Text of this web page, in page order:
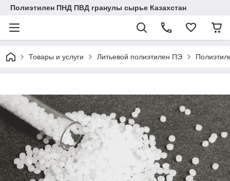
Полиэтилен ПНД ПВД гранулы сырье Казахстан
Товары и услуги Литьевой полиэтилен ПЭ